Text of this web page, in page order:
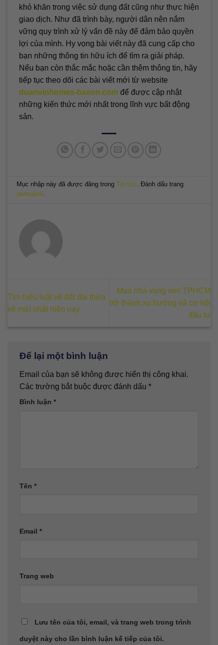
khó khăn trong việc sử dụng đất cũng như thực hiện
giao dịch. Như đã trình bày, người dân nên nắm
vững quy trình xử lý vấn đề này để đảm bảo quyền
lợi của mình. Hy vọng bài viết này đã cung cấp cho
bạn những thông tin hữu ích để tìm ra giải pháp.
Nếu bạn còn thắc mắc hoặc cần thêm thông tin, hãy
tiếp tục theo dõi các bài viết mới từ website
duanvinhomes-bason.com để được cập nhật
những kiến thức mới nhất trong lĩnh vực bất động
sản.
Mục nhập này đã được đăng trongTin tức. Đánh dấu trang
permalink.
Tìm hiểu luật về đất đai thừa
kế mới nhất hiện nay
Mua nhà vùng ven TPHCM
trở thành xu hướng và cơ hội
đầu tư
Để lại một bình luận
Email của bạn sẽ không được hiển thị công khai.
Các trường bắt buộc được đánh dấu *
Bình luận *
Tên *
Email *
Trang web
Lưu tên của tôi, email, và trang web trong trình
duyệt này cho lần bình luận kế tiếp của tôi.